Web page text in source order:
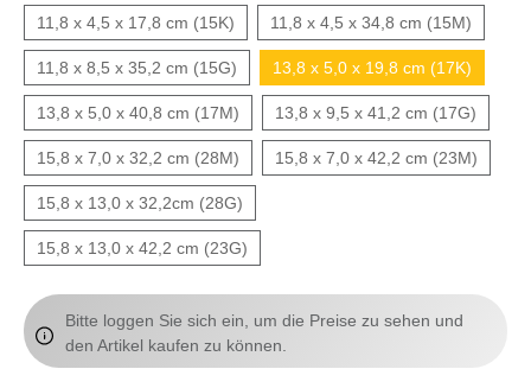
11,8 x 4,5 x 17,8 cm (15K) 11,8 x 4,5 x 34,8 cm (15M)
11,8 x 8,5 x 35,2 cm (15G) 13,8 x 5,0 x 19,8 cm (17K)
13,8 x 5,0 x 40,8 cm (17M) 13,8 x 9,5 x 41,2 cm (17G)
15,8 x 7,0 x 32,2 cm (28M) 15,8 x 7,0 x 42,2 cm (23M)
15,8 x 13,0 x 32,2cm (28G)
15,8 x 13,0 x 42,2 cm (23G)
Bitte loggen Sie sich ein, um die Preise zu sehen und
den Artikel kaufen zu können.